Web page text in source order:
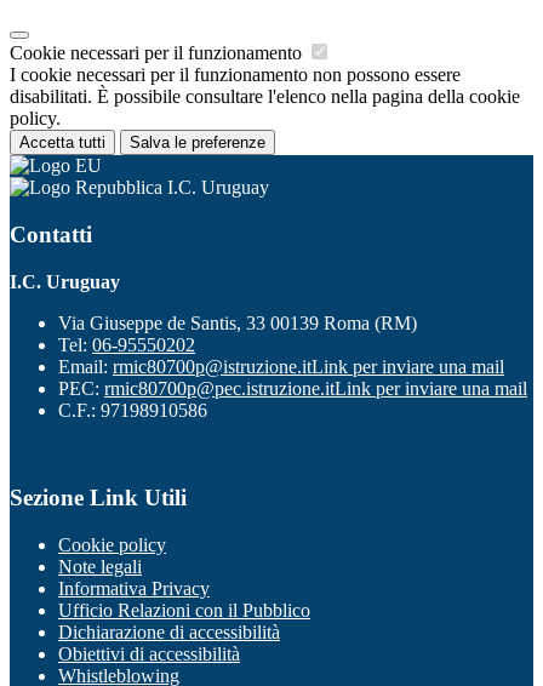
Cookie necessari per il funzionamento
I cookie necessari per il funzionamento non possono essere
disabilitati. È possibile consultare l'elenco nella pagina della cookie
policy.
Accetta tutti Salva le preferenze
I.C. Uruguay
Contatti
I.C. Uruguay
Via Giuseppe de Santis, 33 00139 Roma (RM)
Tel: 06-95550202
Email: rmic80700p@istruzione.itLink per inviare una mail
PEC: rmic80700p@pec.istruzione.itLink per inviare una mail
C.F.: 97198910586
Sezione Link Utili
Cookie policy
Note legali
Informativa Privacy
Ufficio Relazioni con il Pubblico
Dichiarazione di accessibilità
Obiettivi di accessibilità
Whistleblowing